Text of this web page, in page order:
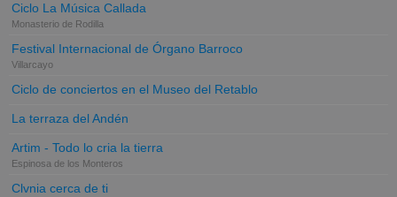
Ciclo La Música Callada
Monasterio de Rodilla
Festival Internacional de Órgano Barroco
Villarcayo
Ciclo de conciertos en el Museo del Retablo
La terraza del Andén
Artim - Todo lo cria la tierra
Espinosa de los Monteros
Clvnia cerca de ti